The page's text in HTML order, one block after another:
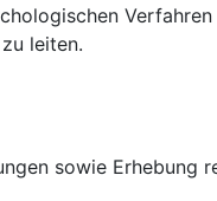
leiten.
sowie Erhebung